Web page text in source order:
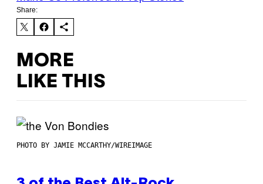
Share:
MORE
LIKE THIS
PHOTO BY JAMIE MCCARTHY/WIREIMAGE